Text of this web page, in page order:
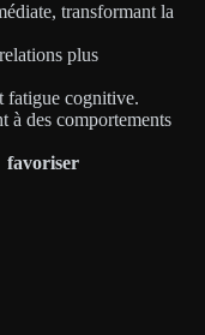
transformant la
plus
fatigue cognitive.
à des comportements
favoriser